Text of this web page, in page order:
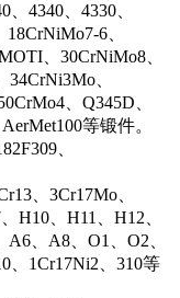
4340、4330、
6、
、30CrNiMo8、
、
、Q345D、
等锻件。
、
、3Cr17Mo、
H10、H11、H12、
、A8、O1、O2、
、1Cr17Ni2、310等